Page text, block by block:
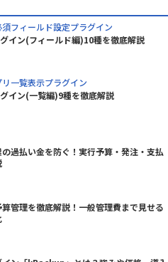
フィールド設定プラグイン
イン(フィールド編)10種を徹底解説
一覧表示プラグイン
イン(一覧編)9種を徹底解説
過払い金を防ぐ！実行予算・発注・支払
管理を徹底解説！一般管理費まで見せる